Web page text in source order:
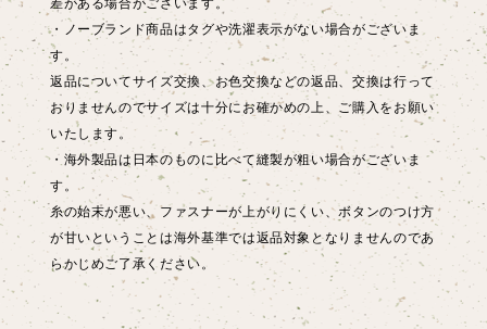
・ノーブランド商品はタグや洗濯表示がない場合がございま
す。
返品についてサイズ交換、お色交換などの返品、交換は行って
おりませんのでサイズは十分にお確かめの上、ご購入をお願い
いたします。
・海外製品は日本のものに比べて縫製が粗い場合がございま
す。
糸の始末が悪い、ファスナーが上がりにくい、ボタンのつけ方
が甘いということは海外基準では返品対象となりませんのであ
らかじめご了承ください。